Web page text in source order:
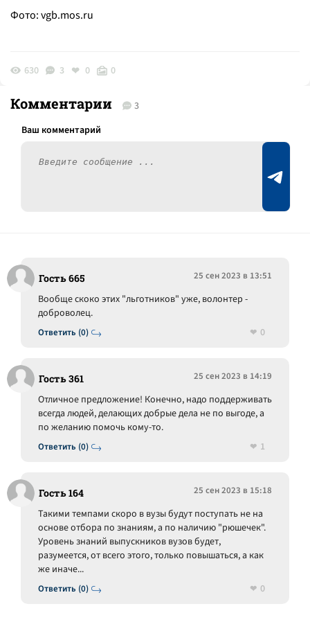
Фото:vgb.mos.ru
630 3 0 0
Комментарии 3
Гость 665 25 сен 2023 в 13:51
Ответить (0)
Вообще скоко этих "льготников" уже, волонтер -
доброволец.
0
Гость 361 25 сен 2023 в 14:19
Ответить (0)
Отличное предложение! Конечно, надо поддерживать
всегда людей, делающих добрые дела не по выгоде, а
по желанию помочь кому-то.
1
Гость 164 25 сен 2023 в 15:18
Ответить (0)
Такими темпами скоро в вузы будут поступать не на
основе отбора по знаниям, а по наличию "рюшечек".
Уровень знаний выпускников вузов будет,
разумеется, от всего этого, только повышаться, а как
же иначе...
0